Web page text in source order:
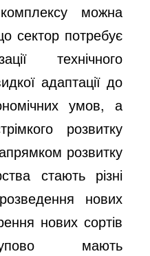
можна
сектор потребує
технічного
адаптації до
умов, а
розвитку
розвитку
стають різні
нових
нових сортів
мають